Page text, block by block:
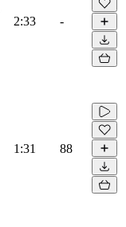
2:33 -
1:31 88